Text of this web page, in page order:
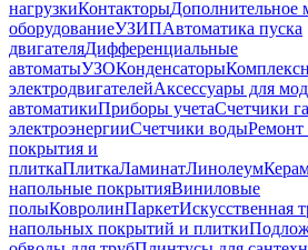
нагрузкиКонтакторыДополнительное
оборудованиеУЗИПАвтоматика пуска
двигателяДифференциальные
автоматыУЗОКонденсаторы
электродвигателейАксессуары для
автоматикиПриборы учетаСчетчики
электроэнергииСчетчики водыРемонт
покрытия и
плиткаПлиткаЛаминатЛинолеум
напольные покрытияВиниловые
полыКовролинПаркетИскусственная
напольных покрытий и плитки